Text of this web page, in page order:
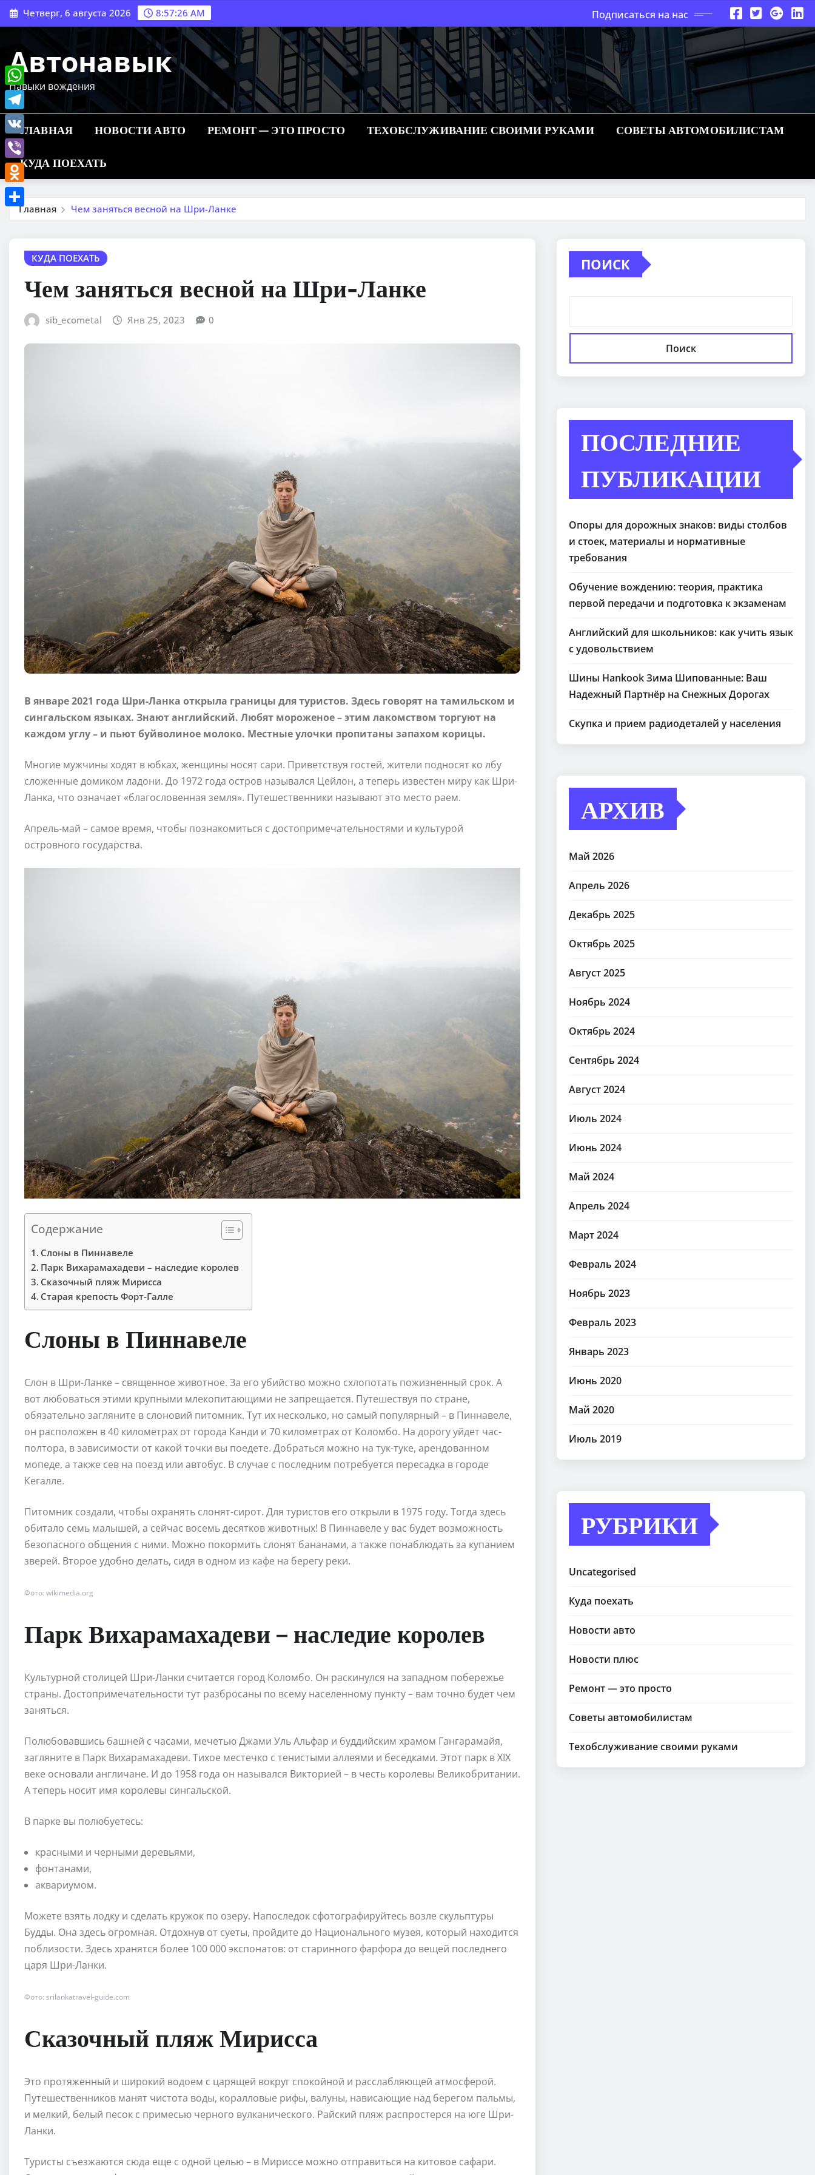
Перейти
к
Четверг, 6 августа 2026 8:57:28 AM Подписаться на нас
Автонавык
Навыки вождения
ГЛАВНАЯ НОВОСТИ АВТО РЕМОНТ — ЭТО ПРОСТО ТЕХОБСЛУЖИВАНИЕ СВОИМИ РУКАМИ СОВЕТЫ АВТОМОБИЛИСТАМ
КУДА ПОЕХАТЬ
Главная Чем заняться весной на Шри-Ланке
КУДА ПОЕХАТЬ
Чем заняться весной на Шри-Ланке
sib_ecometal Янв 25, 2023 0
В январе 2021 года Шри-Ланка открыла границы для туристов. Здесь говорят на тамильском и
сингальском языках. Знают английский. Любят мороженое – этим лакомством торгуют на
каждом углу – и пьют буйволиное молоко. Местные улочки пропитаны запахом корицы.
Многие мужчины ходят в юбках, женщины носят сари. Приветствуя гостей, жители подносят ко лбу
сложенные домиком ладони. До 1972 года остров назывался Цейлон, а теперь известен миру как Шри-
Ланка, что означает «благословенная земля». Путешественники называют это место раем.
Апрель-май – самое время, чтобы познакомиться с достопримечательностями и культурой
островного государства.
Содержание
Слоны в Пиннавеле
Парк Вихарамахадеви – наследие королев
Сказочный пляж Мирисса
Старая крепость Форт-Галле
Слоны в Пиннавеле
Слон в Шри-Ланке – священное животное. За его убийство можно схлопотать пожизненный срок. А
вот любоваться этими крупными млекопитающими не запрещается. Путешествуя по стране,
обязательно загляните в слоновий питомник. Тут их несколько, но самый популярный – в Пиннавеле,
он расположен в 40 километрах от города Канди и 70 километрах от Коломбо. На дорогу уйдет час-
полтора, в зависимости от какой точки вы поедете. Добраться можно на тук-туке, арендованном
мопеде, а также сев на поезд или автобус. В случае с последним потребуется пересадка в городе
Кегалле.
Питомник создали, чтобы охранять слонят-сирот. Для туристов его открыли в 1975 году. Тогда здесь
обитало семь малышей, а сейчас восемь десятков животных! В Пиннавеле у вас будет возможность
безопасного общения с ними. Можно покормить слонят бананами, а также понаблюдать за купанием
зверей. Второе удобно делать, сидя в одном из кафе на берегу реки.
Фото: wikimedia.org
Парк Вихарамахадеви – наследие королев
Культурной столицей Шри-Ланки считается город Коломбо. Он раскинулся на западном побережье
страны. Достопримечательности тут разбросаны по всему населенному пункту – вам точно будет чем
заняться.
Полюбовавшись башней с часами, мечетью Джами Уль Альфар и буддийским храмом Гангарамайя,
загляните в Парк Вихарамахадеви. Тихое местечко с тенистыми аллеями и беседками. Этот парк в XIX
веке основали англичане. И до 1958 года он назывался Викторией – в честь королевы Великобритании.
А теперь носит имя королевы сингальской.
В парке вы полюбуетесь:
красными и черными деревьями,
фонтанами,
аквариумом.
Можете взять лодку и сделать кружок по озеру. Напоследок сфотографируйтесь возле скульптуры
Будды. Она здесь огромная. Отдохнув от суеты, пройдите до Национального музея, который находится
поблизости. Здесь хранятся более 100 000 экспонатов: от старинного фарфора до вещей последнего
царя Шри-Ланки.
Фото: srilankatravel-guide.com
Сказочный пляж Мирисса
Это протяженный и широкий водоем с царящей вокруг спокойной и расслабляющей атмосферой.
Путешественников манят чистота воды, коралловые рифы, валуны, нависающие над берегом пальмы,
и мелкий, белый песок с примесью черного вулканического. Райский пляж распростерся на юге Шри-
Ланки.
Туристы съезжаются сюда еще с одной целью – в Мириссе можно отправиться на китовое сафари.
ПОИСК
Поиск
ПОСЛЕДНИЕ
ПУБЛИКАЦИИ
Опоры для дорожных знаков: виды столбов
и стоек, материалы и нормативные
требования
Обучение вождению: теория, практика
первой передачи и подготовка к экзаменам
Английский для школьников: как учить язык
с удовольствием
Шины Hankook Зима Шипованные: Ваш
Надежный Партнёр на Снежных Дорогах
Скупка и прием радиодеталей у населения
АРХИВ
Май 2026
Апрель 2026
Декабрь 2025
Октябрь 2025
Август 2025
Ноябрь 2024
Октябрь 2024
Сентябрь 2024
Август 2024
Июль 2024
Июнь 2024
Май 2024
Апрель 2024
Март 2024
Февраль 2024
Ноябрь 2023
Февраль 2023
Январь 2023
Июнь 2020
Май 2020
Июль 2019
РУБРИКИ
Uncategorised
Куда поехать
Новости авто
Новости плюс
Ремонт — это просто
Советы автомобилистам
Техобслуживание своими руками
WhatsApp
Telegram
VK
Viber
Odnoklassniki
Отправить